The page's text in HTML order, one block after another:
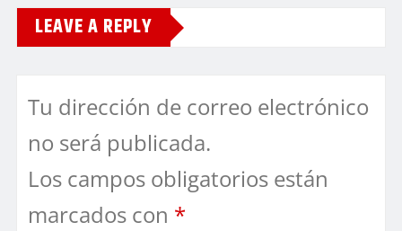
LEAVE A REPLY
Tu dirección de correo electrónico
no será publicada.
Los campos obligatorios están
marcados con *